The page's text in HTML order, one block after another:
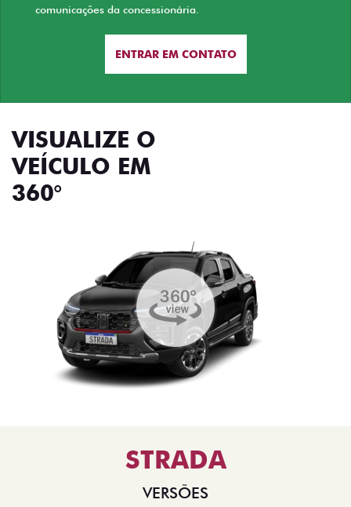
comunicações da concessionária.
ENTRAR EM CONTATO
VISUALIZE O
VEÍCULO EM
360°
STRADA
VERSÕES